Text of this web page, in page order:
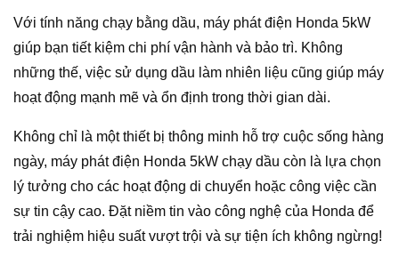
Với tính năng chạy bằng dầu, máy phát điện Honda 5kW
giúp bạn tiết kiệm chi phí vận hành và bảo trì. Không
những thế, việc sử dụng dầu làm nhiên liệu cũng giúp máy
hoạt động mạnh mẽ và ổn định trong thời gian dài.
Không chỉ là một thiết bị thông minh hỗ trợ cuộc sống hàng
ngày, máy phát điện Honda 5kW chạy dầu còn là lựa chọn
lý tưởng cho các hoạt động di chuyển hoặc công việc cần
sự tin cậy cao. Đặt niềm tin vào công nghệ của Honda để
trải nghiệm hiệu suất vượt trội và sự tiện ích không ngừng!